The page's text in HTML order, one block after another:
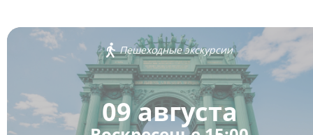
Пешеходные экскурсии
09 августа